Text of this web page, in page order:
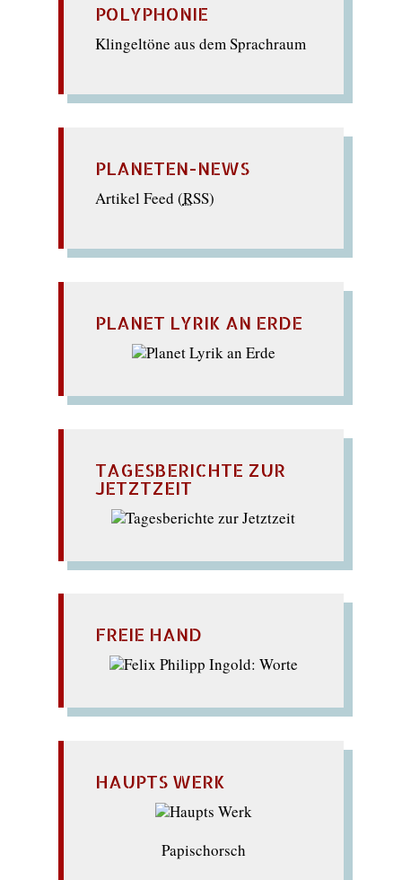
POLYPHONIE
Klingeltöne aus dem Sprachraum
PLANETEN-NEWS
Artikel Feed (RSS)
PLANET LYRIK AN ERDE
TAGESBERICHTE ZUR
JETZTZEIT
FREIE HAND
HAUPTS WERK
Papischorsch